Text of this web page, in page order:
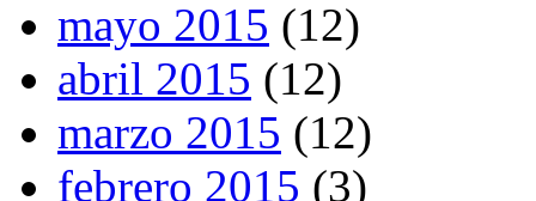
mayo 2015 (12)
abril 2015 (12)
marzo 2015 (12)
febrero 2015 (3)